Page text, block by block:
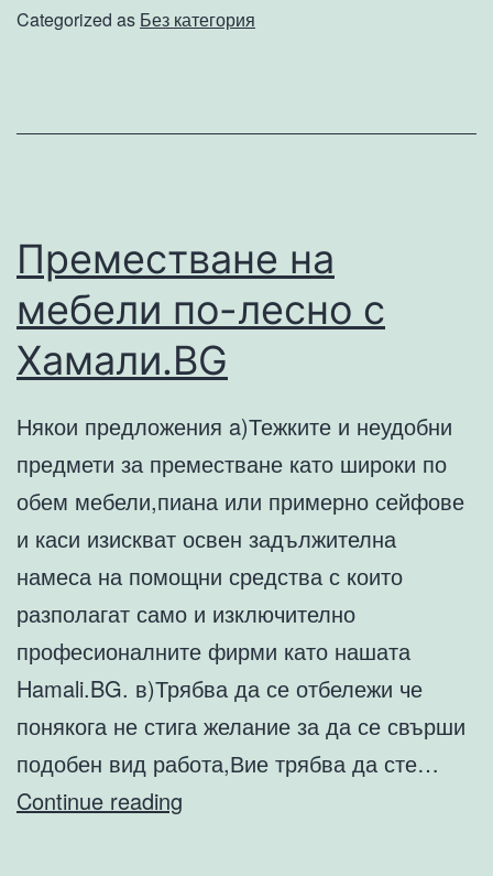
Categorized as Без категория
Премествaнe нa
мебели по-лесно с
Хамали.BG
Някои предложения a)Тежките и неудобни
предмети за преместване като широки по
обем мебели,пиана или примерно сейфове
и каси изискват освен задължителна
намеса на помощни средства с които
разполагат само и изключително
професионалните фирми като нашата
Hamali.BG. в)Трябва да се отбележи че
понякога не стига желание за да се свърши
подобен вид работа,Вие трябва да сте…
Continue reading